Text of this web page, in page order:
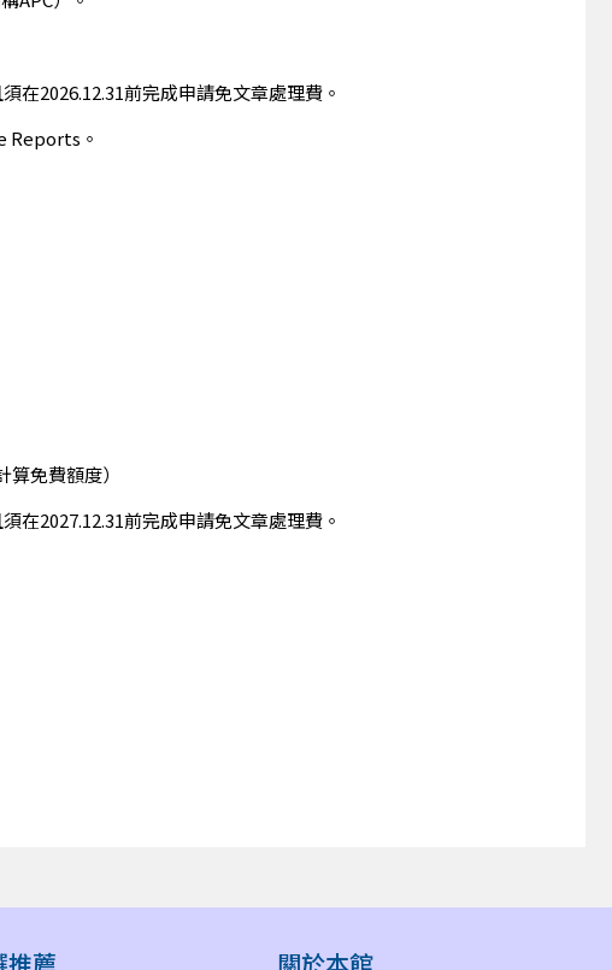
在2026.12.31前完成申請免文章處理費。
Reports。
免費額度）
在2027.12.31前完成申請免文章處理費。